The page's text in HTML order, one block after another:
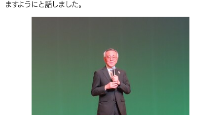
選挙
相談・支援・情報
遊ぶ・体験する
中津市について
ますようにと話しました。